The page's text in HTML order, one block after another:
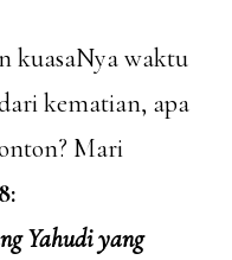
kuasaNya waktu
kematian, apa
Mari
Yahudi yang